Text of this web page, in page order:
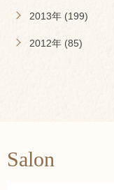
2013年 (199)
2012年 (85)
Salon